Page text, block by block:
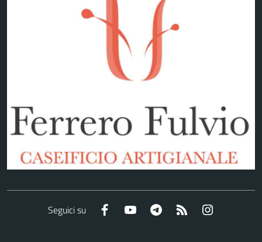
Seguici su Facebook YouTube Telegram RSS